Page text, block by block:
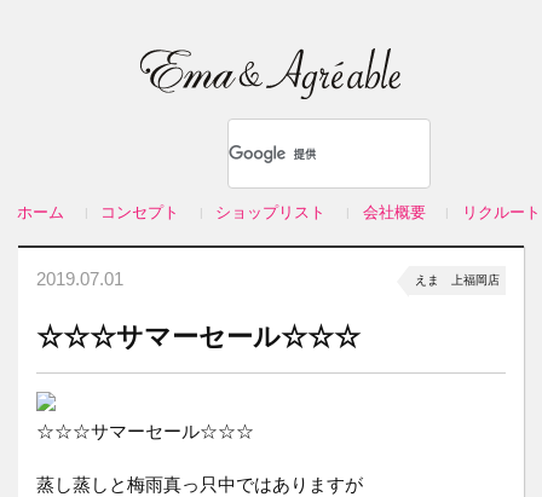
ホーム コンセプト ショップリスト 会社概要 リクルート
2019.07.01 えま 上福岡店
☆☆☆サマーセール☆☆☆
☆☆☆サマーセール☆☆☆
蒸し蒸しと梅雨真っ只中ではありますが